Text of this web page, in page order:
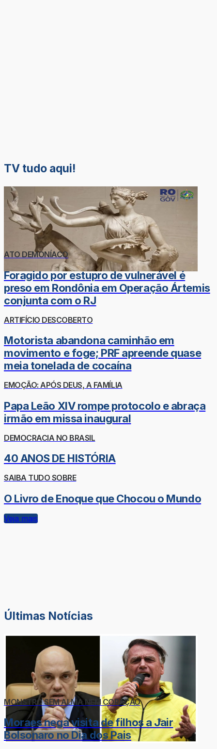
TV tudo aqui!
ATO DEMONÍACO
Foragido por estupro de vulnerável é
preso em Rondônia em Operação Ártemis
conjunta com o RJ
ARTIFÍCIO DESCOBERTO
Motorista abandona caminhão em
movimento e foge; PRF apreende quase
meia tonelada de cocaína
EMOÇÃO: APÓS DEUS, A FAMÍLIA
Papa Leão XIV rompe protocolo e abraça
irmão em missa inaugural
DEMOCRACIA NO BRASIL
40 ANOS DE HISTÓRIA
SAIBA TUDO SOBRE
O Livro de Enoque que Chocou o Mundo
Veja mais
Últimas Notícias
MONSTRO SEM ALMA NEM CORAÇÃO
Moraes nega visita de filhos a Jair
Bolsonaro no Dia dos Pais